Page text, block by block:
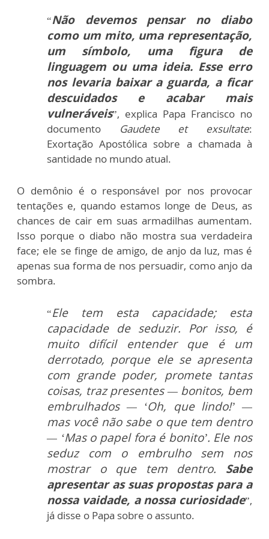
“Não devemos pensar no diabo
como um mito, uma representação,
um símbolo, uma figura de
linguagem ou uma ideia. Esse erro
nos levaria baixar a guarda, a ficar
descuidados e acabar mais
vulneráveis”, explica Papa Francisco no
documento
Gaudete et exsultate:
Exortação Apostólica sobre a chamada à
santidade no mundo atual.
O demônio é o responsável por nos provocar
tentações e, quando estamos longe de Deus, as
chances de cair em suas armadilhas aumentam.
Isso porque o diabo não mostra sua verdadeira
face; ele se finge de amigo, de anjo da luz, mas é
apenas sua forma de nos persuadir, como anjo da
sombra.
“Ele tem esta capacidade; esta
capacidade de seduzir. Por isso, é
muito difícil entender que é um
derrotado, porque ele se apresenta
com grande poder, promete tantas
coisas, traz presentes — bonitos, bem
embrulhados — ‘Oh, que lindo!’ —
mas você não sabe o que tem dentro
— ‘Mas o papel fora é bonito’. Ele nos
seduz com o embrulho sem nos
mostrar o que tem dentro. Sabe
apresentar as suas propostas para a
nossa vaidade, a nossa curiosidade”,
já disse o Papa sobre o assunto.